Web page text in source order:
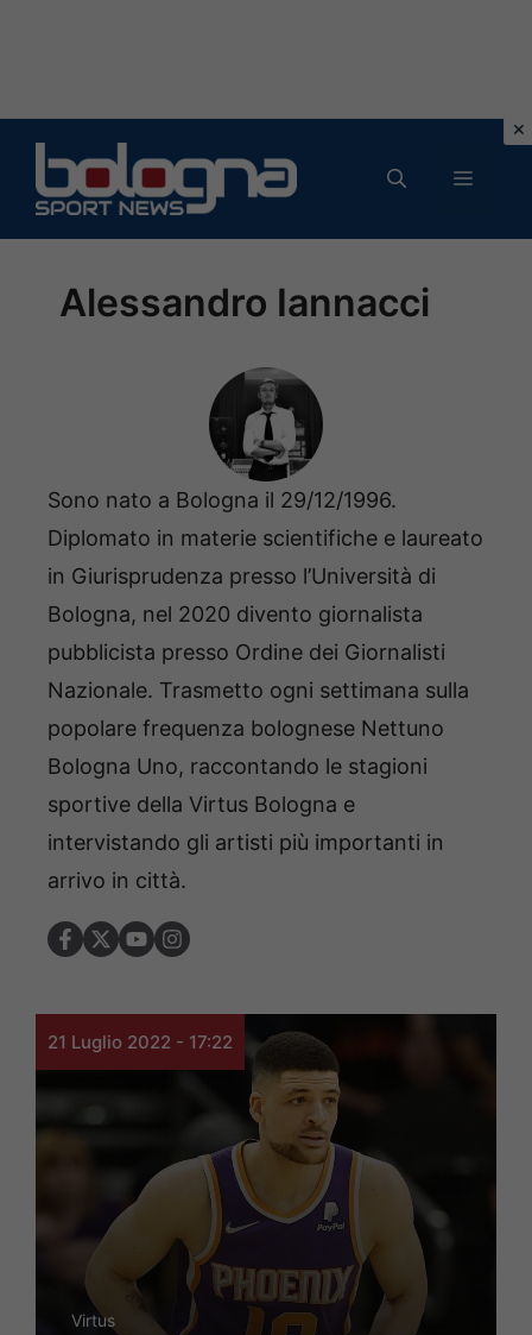
contenuto
MENU
Alessandro Iannacci
Sono nato a Bologna il 29/12/1996.
Diplomato in materie scientifiche e laureato
in Giurisprudenza presso l’Università di
Bologna, nel 2020 divento giornalista
pubblicista presso Ordine dei Giornalisti
Nazionale. Trasmetto ogni settimana sulla
popolare frequenza bolognese Nettuno
Bologna Uno, raccontando le stagioni
sportive della Virtus Bologna e
intervistando gli artisti più importanti in
arrivo in città.
21 Luglio 2022 - 17:22
Virtus